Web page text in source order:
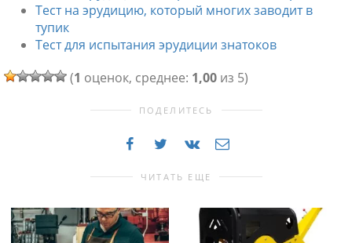
Тест на эрудицию, который многих заводит в
тупик
Тест для испытания эрудиции знатоков
(1 оценок, среднее: 1,00 из 5)
ПОДЕЛИТЕСЬ
ЧИТАТЬ ЕЩЕ